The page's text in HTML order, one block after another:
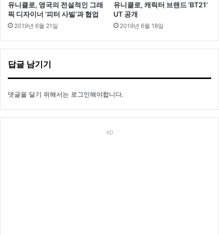
유니클로, 영국의 전설적인 그래
픽 디자이너 ‘피터 사빌’과 협업
2019년 6월 21일
유니클로, 캐릭터 브랜드 ‘BT21’
UT 공개
2019년 6월 18일
답글 남기기
댓글을 달기 위해서는 로그인해야합니다.
AD